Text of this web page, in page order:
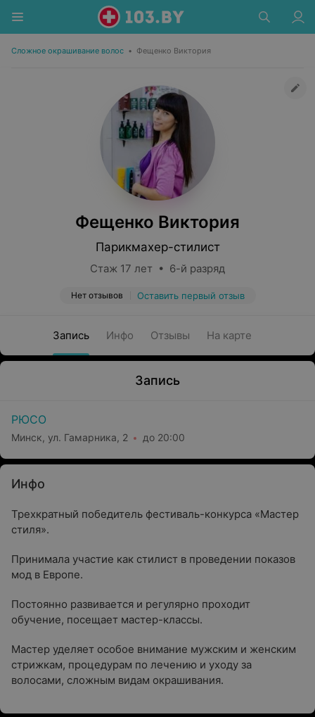
Сложное окрашивание волос • Фещенко Виктория
Фещенко Виктория
Парикмахер-стилист
Стаж 17 лет • 6-й разряд
Нет отзывов Оставить первый отзыв
Запись Инфо Отзывы На карте
Запись
РЮСО
Минск, ул. Гамарника, 2 до 20:00
Инфо
Трехкратный победитель фестиваль-конкурса «Мастер
стиля».
Принимала участие как стилист в проведении показов
мод в Европе.
Постоянно развивается и регулярно проходит
обучение, посещает мастер-классы.
Мастер уделяет особое внимание мужским и женским
стрижкам, процедурам по лечению и уходу за
волосами, сложным видам окрашивания.